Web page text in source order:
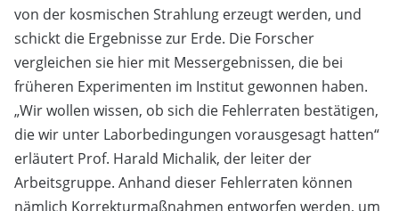
von der kosmischen Strahlung erzeugt werden, und
schickt die Ergebnisse zur Erde. Die Forscher
vergleichen sie hier mit Messergebnissen, die bei
früheren Experimenten im Institut gewonnen haben.
„Wir wollen wissen, ob sich die Fehlerraten bestätigen,
die wir unter Laborbedingungen vorausgesagt hatten“
erläutert Prof. Harald Michalik, der leiter der
Arbeitsgruppe. Anhand dieser Fehlerraten können
nämlich Korrekturmaßnahmen entworfen werden, um